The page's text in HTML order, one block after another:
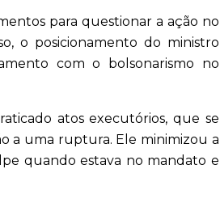
para questionar a ação no
o posicionamento do ministro
com o bolsonarismo no
atos executórios, que se
a uma ruptura. Ele minimizou a
quando estava no mandato e